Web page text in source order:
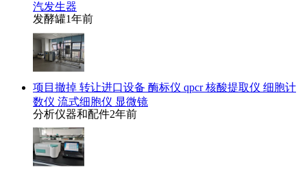
汽发生器
发酵罐1年前
项目撤掉 转让进口设备 酶标仪 qpcr 核酸提取仪 细胞计
数仪 流式细胞仪 显微镜
分析仪器和配件2年前